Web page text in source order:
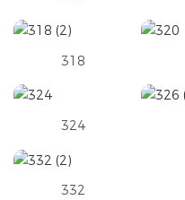
318
324
332